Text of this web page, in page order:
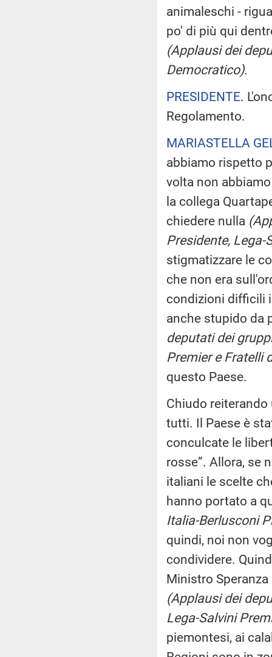
animaleschi -
po' di più qui
(Applausi dei
Democratico).
PRESIDENTE.
Regolamento.
MARIASTELLA
abbiamo rispetto
volta non
la collega
chiedere nulla
Presidente,
stigmatizzare le
che non era
condizioni difficili
anche stupido da
deputati dei
Premier e Fratelli
questo Paese.
Chiudo
tutti. Il Paese è
conculcate le
rosse”. Allora, se
italiani le scelte
hanno portato a
Italia-Berlusconi
quindi, noi non
condividere.
Ministro
(Applausi dei
Lega-Salvini
piemontesi, ai